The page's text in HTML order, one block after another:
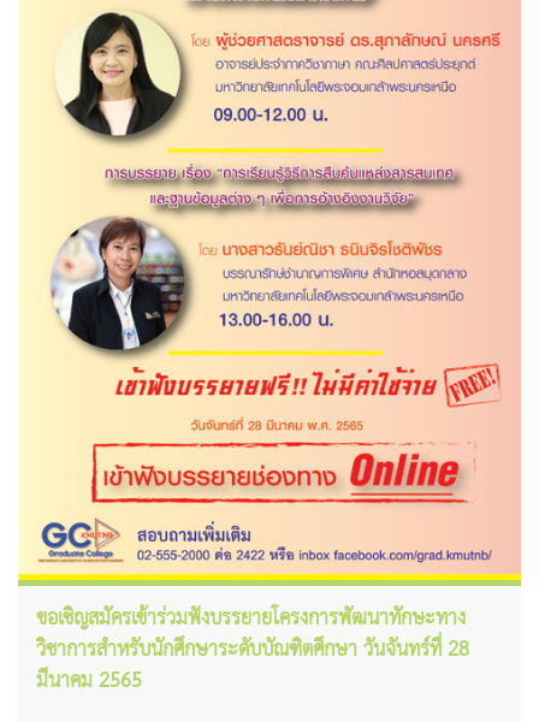
ขอเชิญสมัครเข้าร่วมฟังบรรยายโครงการพัฒนาทักษะทาง
วิชาการสำหรับนักศึกษาระดับบัณฑิตศึกษา วันจันทร์ที่ 28
มีนาคม 2565